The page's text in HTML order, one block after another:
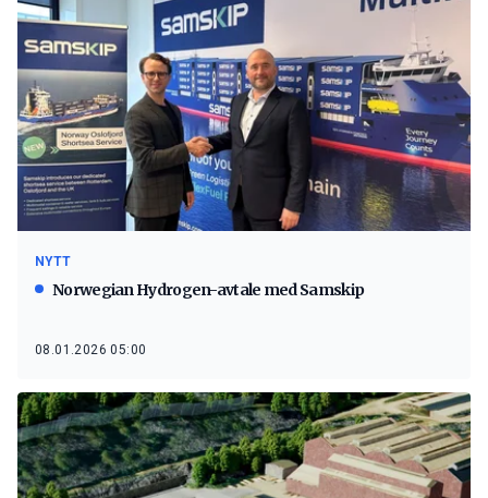
NYTT
Norwegian Hydrogen-avtale med Samskip
08.01.2026 05:00